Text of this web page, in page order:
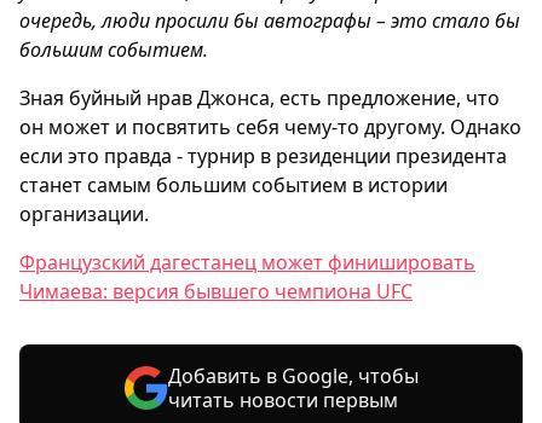
очередь, люди просили бы автографы – это стало бы
большим событием.
Зная буйный нрав Джонса, есть предложение, что
он может и посвятить себя чему-то другому. Однако
если это правда - турнир в резиденции президента
станет самым большим событием в истории
организации.
Французский дагестанец может финишировать
Чимаева: версия бывшего чемпиона UFC
Добавить в Google, чтобы
читать новости первым